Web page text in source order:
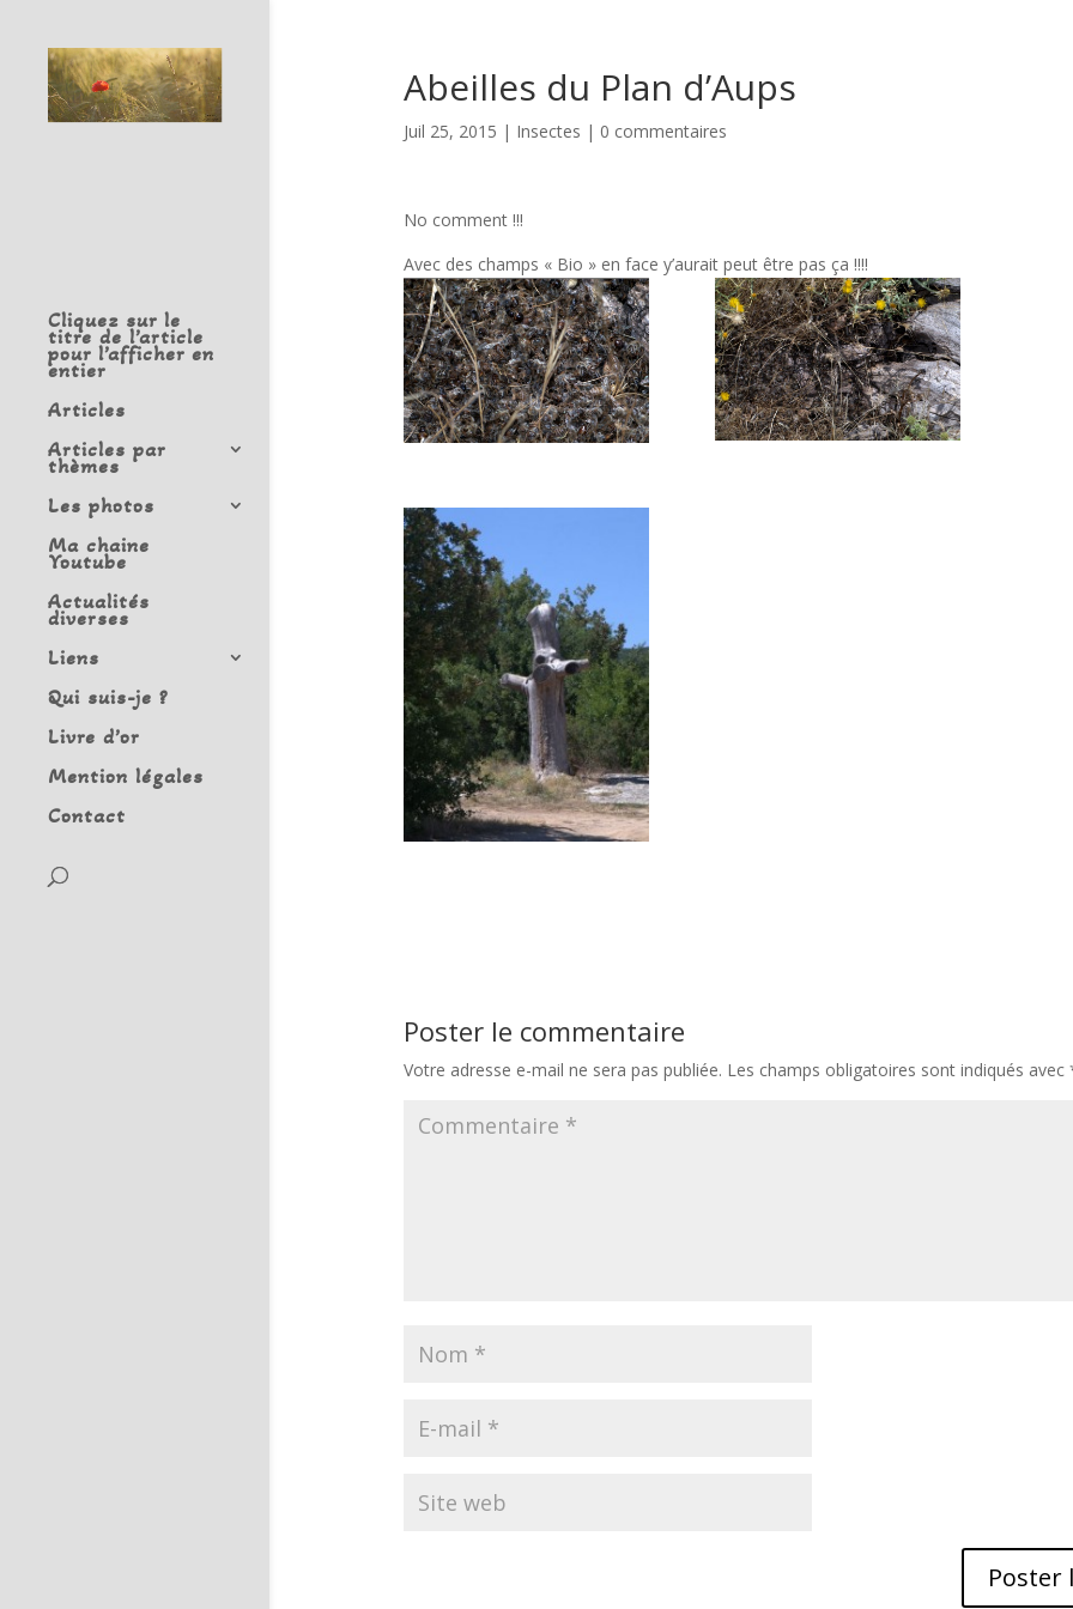
Cliquez sur le
titre de l’article
pour l’afficher en
entier
Articles
Articles par
thèmes
Les photos
Ma chaine
Youtube
Actualités
diverses
Liens
Qui suis-je ?
Livre d’or
Mention légales
Contact
Abeilles du Plan d’Aups
Juil 25, 2015 | Insectes | 0 commentaires
No comment !!!
Avec des champs « Bio » en face y’aurait peut être pas ça !!!!
Poster le commentaire
Votre adresse e-mail ne sera pas publiée. Les champs obligatoires sont indiqués avec